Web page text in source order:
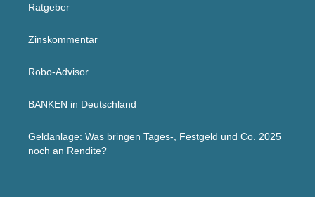
Ratgeber
Zinskommentar
Robo-Advisor
BANKEN in Deutschland
Geldanlage: Was bringen Tages-, Festgeld und Co. 2025
noch an Rendite?